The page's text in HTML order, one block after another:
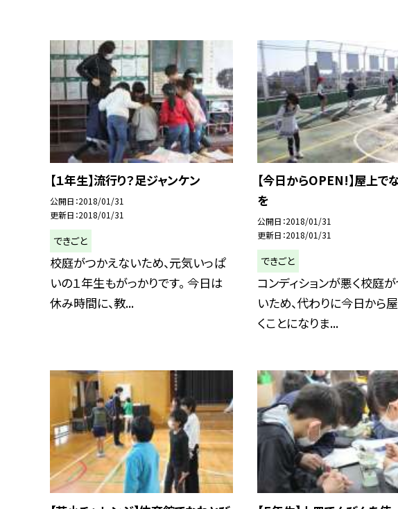
【１年生】流行り？足ジャンケン
公開日 2018/01/31
更新日 2018/01/31
できごと
校庭がつかえないため、元気いっぱ
いの１年生もがっかりです。 今日は
休み時間に、教...
【今日からOPEN!】屋上で
を
公開日 2018/01/31
更新日 2018/01/31
できごと
コンディションが悪く校庭
いため、代わりに今日から
くことになりま...